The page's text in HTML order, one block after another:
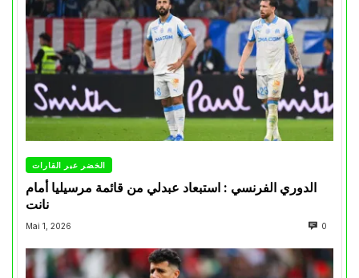
الخضر عبر القارات
الدوري الفرنسي : استبعاد عبدلي من قائمة مرسيليا أمام
نانت
Mai 1, 2026 0